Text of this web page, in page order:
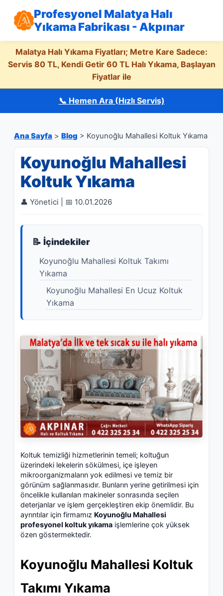
Profesyonel Malatya Halı
Yıkama Fabrikası - Akpınar
Malatya Halı Yıkama Fiyatları; Metre Kare Sadece:
Servis 80 TL, Kendi Getir 60 TL Halı Yıkama, Başlayan
Fiyatlar ile
📞 Hemen Ara (Hızlı Servis)
Ana Sayfa >Blog > Koyunoğlu Mahallesi Koltuk Yıkama
Koyunoğlu Mahallesi
Koltuk Yıkama
👤 Yönetici | 📅 10.01.2026
📝 İçindekiler
Koyunoğlu Mahallesi Koltuk Takımı
Yıkama
Koyunoğlu Mahallesi En Ucuz Koltuk
Yıkama
Koltuk temizliği hizmetlerinin temeli; koltuğun
üzerindeki lekelerin sökülmesi, içe işleyen
mikroorganizmaların yok edilmesi ve temiz bir
görünüm sağlanmasıdır. Bunların yerine getirilmesi için
öncelikle kullanılan makineler sonrasında seçilen
deterjanlar ve işlem gerçekleştiren ekip önemlidir. Bu
ayrıntılar için firmamız Koyunoğlu Mahallesi
profesyonel koltuk yıkama işlemlerine çok yüksek
özen göstermektedir.
Koyunoğlu Mahallesi Koltuk
Takımı Yıkama